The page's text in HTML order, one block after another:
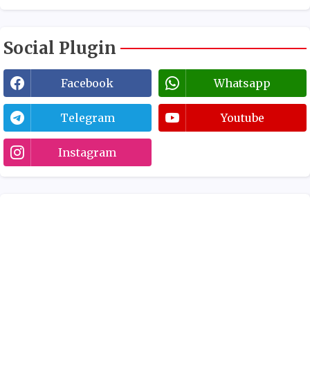
Social Plugin
Facebook Whatsapp
Telegram Youtube
Instagram